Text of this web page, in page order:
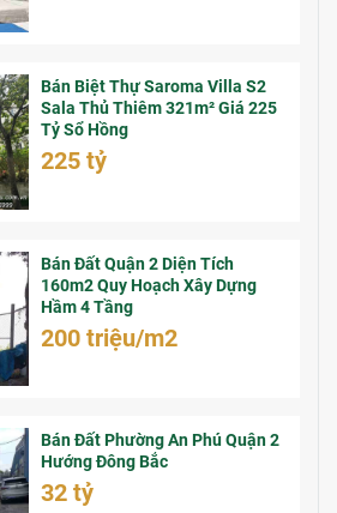
Bán Biệt Thự Saroma Villa S2
Sala Thủ Thiêm 321m² Giá 225
Tỷ Sổ Hồng
225 tỷ
Bán Đất Quận 2 Diện Tích
160m2 Quy Hoạch Xây Dựng
Hầm 4 Tầng
200 triệu/m2
Bán Đất Phường An Phú Quận 2
Hướng Đông Bắc
32 tỷ